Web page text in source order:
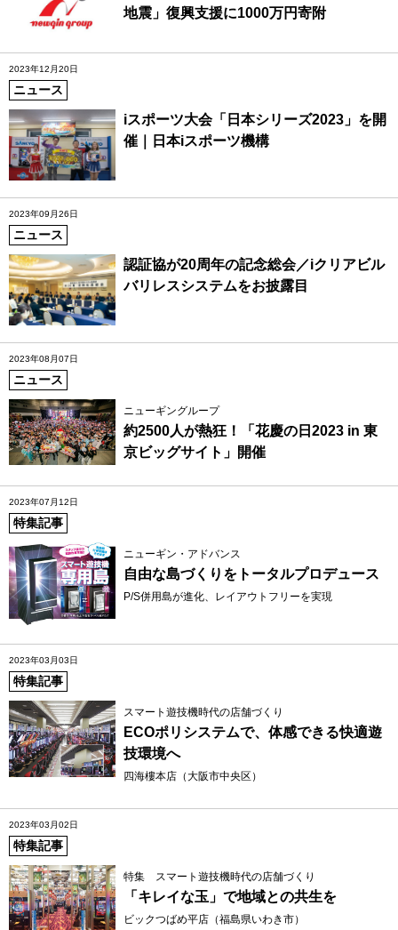
地震」復興支援に1000万円寄附
2023年12月20日
ニュース
iスポーツ大会「日本シリーズ2023」を開
催｜日本iスポーツ機構
2023年09月26日
ニュース
認証協が20周年の記念総会／iクリアビル
バリレスシステムをお披露目
2023年08月07日
ニュース
ニューギングループ
約2500人が熱狂！「花慶の日2023 in 東
京ビッグサイト」開催
2023年07月12日
特集記事
ニューギン・アドバンス
自由な島づくりをトータルプロデュース
P/S併用島が進化、レイアウトフリーを実現
2023年03月03日
特集記事
スマート遊技機時代の店舗づくり
ECOポリシステムで、体感できる快適遊
技環境へ
四海樓本店（大阪市中央区）
2023年03月02日
特集記事
特集 スマート遊技機時代の店舗づくり
「キレイな玉」で地域との共生を
ビックつばめ平店（福島県いわき市）